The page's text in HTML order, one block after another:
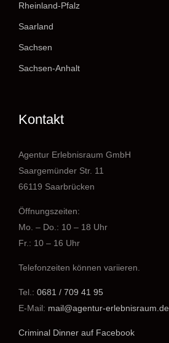
Rheinland-Pfalz
Saarland
Sachsen
Sachsen-Anhalt
Kontakt
Agentur Erlebnisraum GmbH
Saargemünder Str. 11
66119 Saarbrücken
Öffnungszeiten:
Mo. – Do.: 10 – 18 Uhr
Fr.: 10 – 16 Uhr
Telefonzeiten können variieren.
Tel.: 0681 / 709 41 95
E-Mail: mail@agentur-erlebnisraum.de
Criminal Dinner auf Facebook